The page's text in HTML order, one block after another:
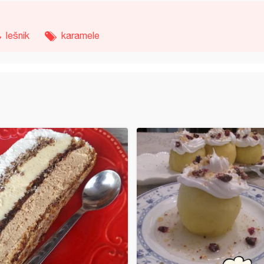
lešnik karamele